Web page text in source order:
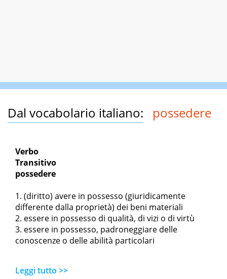
Dal vocabolario italiano: possedere
Verbo
Transitivo
possedere
(diritto) avere in possesso (giuridicamente
differente dalla proprietà) dei beni materiali
essere in possesso di qualità, di vizi o di virtù
essere in possesso, padroneggiare delle
conoscenze o delle abilità particolari
Leggi tutto >>